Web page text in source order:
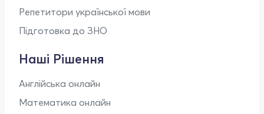
Репетитори української мови
Підготовка до ЗНО
Наші Рішення
Англійська онлайн
Математика онлайн